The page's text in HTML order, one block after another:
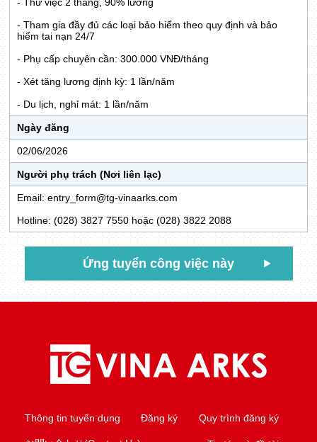
- Tham gia đầy đủ các loại bảo hiểm theo quy định và bảo
hiểm tai nạn 24/7
- Phụ cấp chuyên cần: 300.000 VNĐ/tháng
- Xét tăng lương định kỳ: 1 lần/năm
- Du lịch, nghỉ mát: 1 lần/năm
Ngày đăng
02/06/2026
Người phụ trách (Nơi liên lạc)
Email: entry_form@tg-vinaarks.com
Hotline: (028) 3827 7550 hoặc (028) 3822 2088
Ứng tuyển công việc này
Thông tin tuyển dụng Đăng ký Quy trình đăng ký